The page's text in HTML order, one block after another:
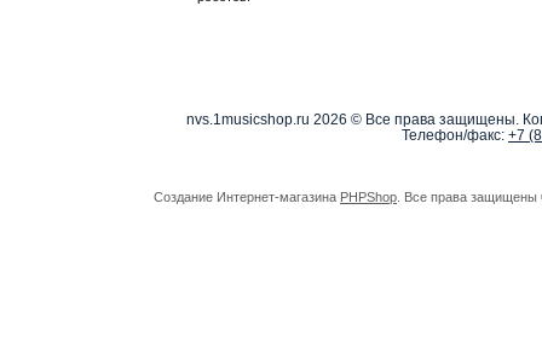
nvs.1musicshop.ru 2026 © Все права защищены.
Телефон/факс: +7
Создание Интернет-магазина PHPShop . Все права защищены